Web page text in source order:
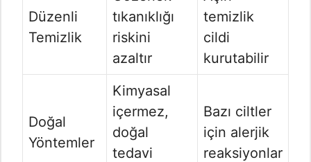
Düzenli
Temizlik
tıkanıklığı
riskini
azaltır
temizlik
cildi
kurutabilir
Doğal
Yöntemler
Kimyasal
içermez,
doğal
tedavi
Bazı ciltler
için alerjik
reaksiyonlar